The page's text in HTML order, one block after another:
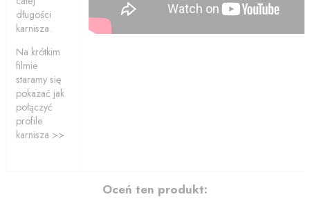
długości
karnisza.
Na krótkim
filmie
staramy się
pokazać jak
połączyć
profile
karnisza >>
Oceń ten produkt: